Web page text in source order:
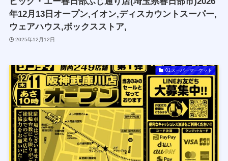
年12月13日オープン,イオン,ディスカウントスーパー,
ウェアハウス,ボックスストア,
2025年12月12日
01スーパーマーケット